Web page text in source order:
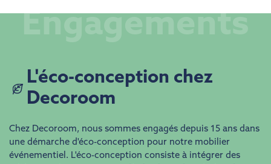
​​L'éco-conception chez
Decoroom
Chez Decoroom, nous sommes engagés depuis 15 ans dans
une démarche d'éco-conception pour notre mobilier
événementiel. L'éco-conception consiste à intégrer des